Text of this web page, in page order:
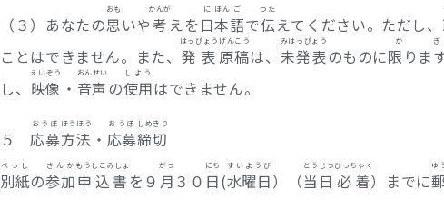
（３）あなたの思
おも
いや考
かんが
えを 日
に
本
ほん
語
ご
で伝
つた
えてください。ただし、
ことはできません。また、 発表
はっぴょう
原稿
げんこう
は、 未発表
みはっぴょう
のものに限りま
かぎ
し、 映像
えいぞう
・ 音声
おんせい
の使用
しよう
はできません。
５ 応募
おうぼ
方法
ほうほう
・ 応募
おうぼ
締切
しめきり
別紙
べっし
の参加
さんか
申込書
もうしこみしょ
を９ 月
がつ
３０ 日
にち
(水曜日
すいようび
）（当日
とうじつ
必着
ひっちゃく
）までに
ゆ